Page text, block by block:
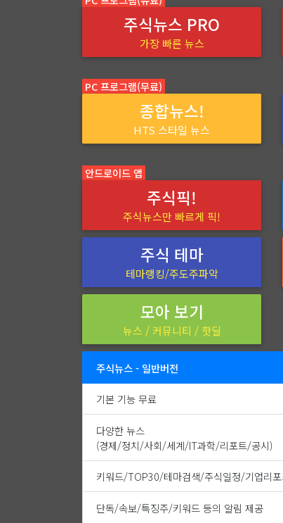
주식뉴스 PRO
가장 빠른 뉴스
PC 프로그램(무료)
종합뉴스!
HTS 스타일 뉴스
안드로이드 앱
주식픽!
주식뉴스만 빠르게 픽!
주식 테마
테마랭킹/주도주파악
모아 보기
뉴스 / 커뮤니티 / 핫딜
주식뉴스 - 일반버전
기본 기능 무료
다양한 뉴스
(경제/정치/사회/세계/IT과학/리포트/공시)
키워드/TOP30/테마검색/주식일정/기업리
단독/속보/특징주/키워드 등의 알림 제공